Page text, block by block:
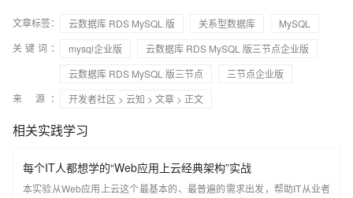
文章标签： 云数据库 RDS MySQL 版 关系型数据库
MySQL
关键词：
mysql企业版
云数据库 RDS MySQL 版三节点企业版
云数据库 RDS MySQL 版三节点
三节点企业版
来 源：
开发者社区 > 云知 > 文章 > 正文
相关实践学习
每个IT人都想学的“Web应用上云经典架构”实战
本实验从Web应用上云这个最基本的、最普遍的需求出发，帮助IT从业者